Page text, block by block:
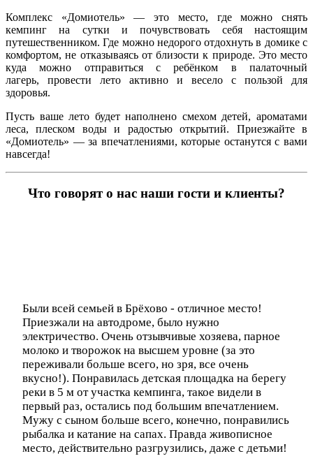
Комплекс «Домиотель» — это место, где можно снять
кемпинг на сутки и почувствовать себя настоящим
путешественником. Где можно недорого отдохнуть в домике с
комфортом, не отказываясь от близости к природе. Это место
куда можно отправиться с ребёнком в палаточный
лагерь, провести лето активно и весело с пользой для
здоровья.
Пусть ваше лето будет наполнено смехом детей, ароматами
леса, плеском воды и радостью открытий. Приезжайте в
«Домиотель» — за впечатлениями, которые останутся с вами
навсегда!
Что говорят о нас наши гости и клиенты?
Были всей семьей в Брёхово - отличное место!
Приезжали на автодроме, было нужно
электричество. Очень отзывчивые хозяева, парное
молоко и творожок на высшем уровне (за это
переживали больше всего, но зря, все очень
вкусно!). Понравилась детская площадка на берегу
реки в 5 м от участка кемпинга, такое видели в
первый раз, остались под большим впечатлением.
Мужу с сыном больше всего, конечно, понравились
рыбалка и катание на сапах. Правда живописное
место, действительно разгрузились, даже с детьми!